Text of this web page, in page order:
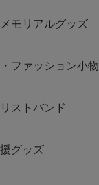
モリアルグッズ
ファッション小物
ストバンド
グッズ